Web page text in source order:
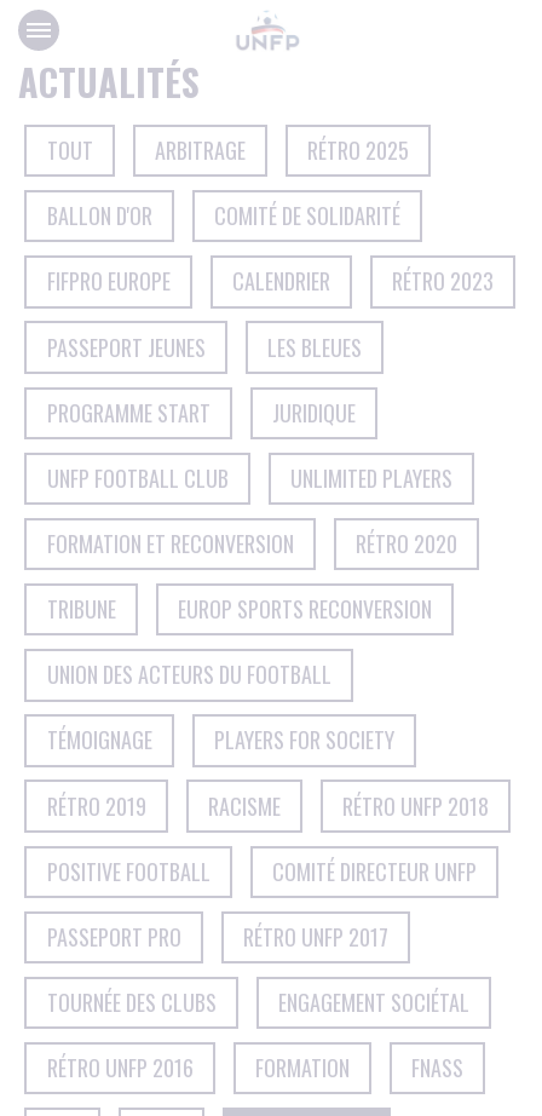
Panneau de gestion des cookies
ACTUALITÉS
TOUT ARBITRAGE RÉTRO 2025
BALLON D'OR COMITÉ DE SOLIDARITÉ
FIFPRO EUROPE CALENDRIER RÉTRO 2023
PASSEPORT JEUNES LES BLEUES
PROGRAMME START JURIDIQUE
UNFP FOOTBALL CLUB UNLIMITED PLAYERS
FORMATION ET RECONVERSION RÉTRO 2020
TRIBUNE EUROP SPORTS RECONVERSION
UNION DES ACTEURS DU FOOTBALL
TÉMOIGNAGE PLAYERS FOR SOCIETY
RÉTRO 2019 RACISME RÉTRO UNFP 2018
POSITIVE FOOTBALL COMITÉ DIRECTEUR UNFP
PASSEPORT PRO RÉTRO UNFP 2017
TOURNÉE DES CLUBS ENGAGEMENT SOCIÉTAL
RÉTRO UNFP 2016 FORMATION FNASS